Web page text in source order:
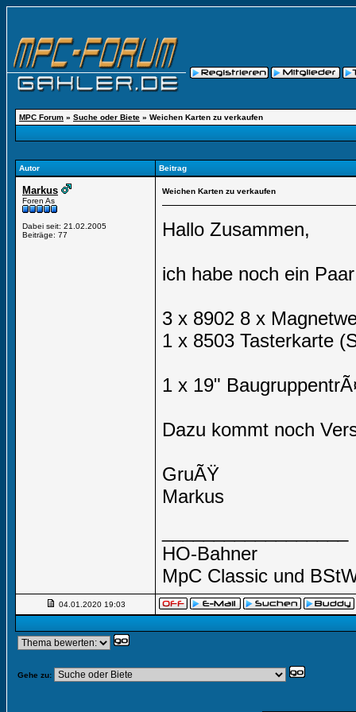
MPC Forum » Suche oder Biete » Weichen Karten zu verkaufen
Autor Beitrag
Markus
Foren As
Dabei seit: 21.02.2005
Beiträge: 77
Weichen Karten zu verkaufen
Hallo Zusammen,
ich habe noch ein
3 x 8902 8 x
1 x 8503 Tasterkarte
1 x 19"
Dazu kommt noch
GruÃŸ
Markus
HO-Bahner
MpC Classic und
04.01.2020 19:03
Gehe zu: